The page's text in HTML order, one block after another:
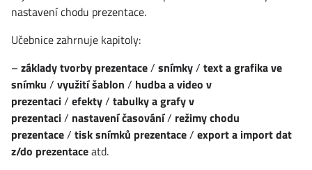
nastavení chodu prezentace.
Učebnice zahrnuje kapitoly:
– základy tvorby prezentace/ snímky/ text a grafika ve
snímku / využití šablon / hudba a video v
prezentaci/ efekty/ tabulky a grafy v
prezentaci/ nastavení časování/ režimy chodu
prezentace/ tisk snímků prezentace/ export a import dat
z/do prezentaceatd.